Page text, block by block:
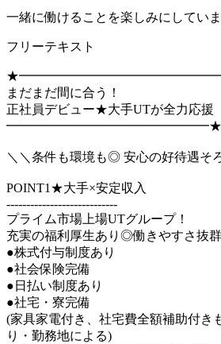
一緒に働けることを楽しみにしてい
フリーテキスト
★━━━━━━━━━━━━━━━━
まだまだ間に合う！
正社員デビュー★大手UTが全力応援
━━━━━━━━━━━━━━━━★
＼＼条件も環境も◎ 安心の好待遇そ
POINT1★大手×安定収入
----------------------------
プライム市場上場UTグループ！
充実の福利厚生あり◎働きやすさ抜群
●株式付与制度あり
●社会保険完備
●日払い制度あり
●社宅・寮完備
(家具家電付き、社宅費全額補助付き
り・勤務地による)